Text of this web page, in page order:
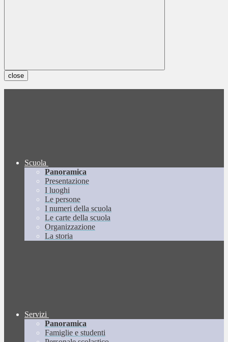
close
Scuola
Panoramica
Presentazione
I luoghi
Le persone
I numeri della scuola
Le carte della scuola
Organizzazione
La storia
Servizi
Panoramica
Famiglie e studenti